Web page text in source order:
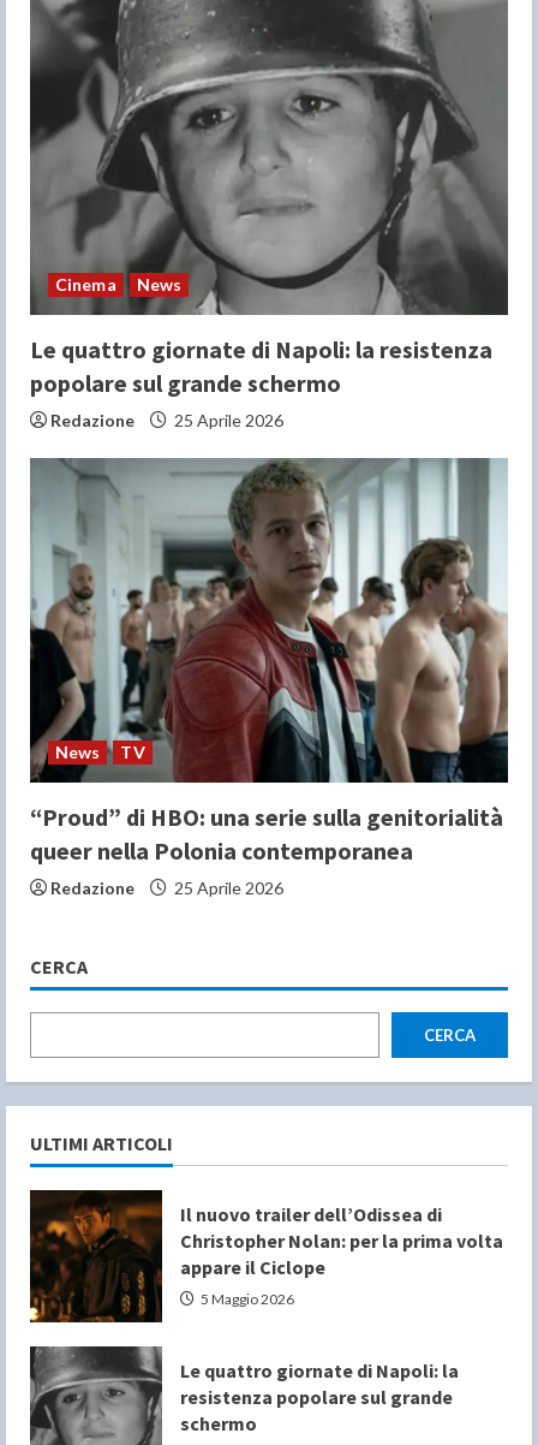
Cinema News
Le quattro giornate di Napoli: la resistenza
popolare sul grande schermo
Redazione 25 Aprile 2026
News TV
“Proud” di HBO: una serie sulla genitorialità
queer nella Polonia contemporanea
Redazione 25 Aprile 2026
CERCA
CERCA
ULTIMI ARTICOLI
Il nuovo trailer dell’Odissea di
Christopher Nolan: per la prima volta
appare il Ciclope
5 Maggio 2026
Le quattro giornate di Napoli: la
resistenza popolare sul grande
schermo